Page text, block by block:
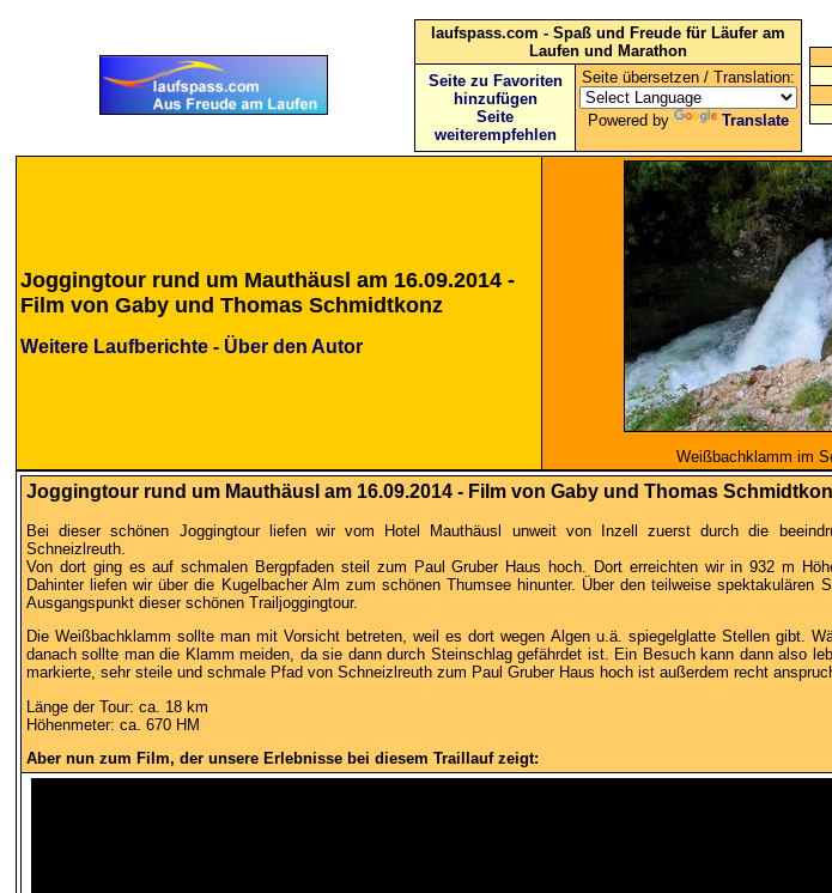
laufspass.com - Spaß und Freude für Läufer am
Laufen und Marathon
Seite zu Favoriten
hinzufügen
Seite
weiterempfehlen
Seite übersetzen / Translation:
Powered by Translate
Joggingtour rund um Mauthäusl am 16.09.2014 -
Film von Gaby und Thomas Schmidtkonz
Weitere Laufberichte - Über den Autor
Weißbachklamm im
Joggingtour rund um Mauthäusl am 16.09.2014 - Film von Gaby und Thomas
Bei dieser schönen Joggingtour liefen wir vom Hotel Mauthäusl unweit von Inzell zuerst durch die
Schneizlreuth.
Von dort ging es auf schmalen Bergpfaden steil zum Paul Gruber Haus hoch. Dort erreichten wir in 932 m
Dahinter liefen wir über die Kugelbacher Alm zum schönen Thumsee hinunter. Über den teilweise spektakulären
Ausgangspunkt dieser schönen Trailjoggingtour.
Die Weißbachklamm sollte man mit Vorsicht betreten, weil es dort wegen Algen u.ä. spiegelglatte Stellen gibt.
danach sollte man die Klamm meiden, da sie dann durch Steinschlag gefährdet ist. Ein Besuch kann dann also
markierte, sehr steile und schmale Pfad von Schneizlreuth zum Paul Gruber Haus hoch ist außerdem recht
Länge der Tour: ca. 18 km
Höhenmeter: ca. 670 HM
Aber nun zum Film, der unsere Erlebnisse bei diesem Traillauf zeigt: